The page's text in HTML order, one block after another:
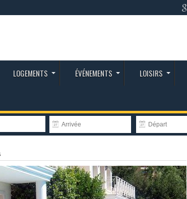
LOGEMENTS ÉVÉNEMENTS LOISIRS